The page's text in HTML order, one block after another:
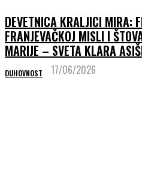
DEVETNICA KRALJICI MIRA:
FRANJEVAČKOJ MISLI I
MARIJE – SVETA KLARA
DUHOVNOST 17/06/2026